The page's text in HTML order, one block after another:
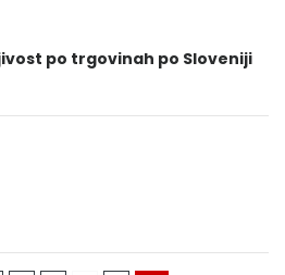
po trgovinah po Sloveniji